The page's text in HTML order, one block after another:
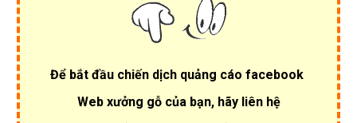
Để bắt đầu chiến dịch quảng cáo facebook
Web xưởng gỗ của bạn, hãy liên hệ